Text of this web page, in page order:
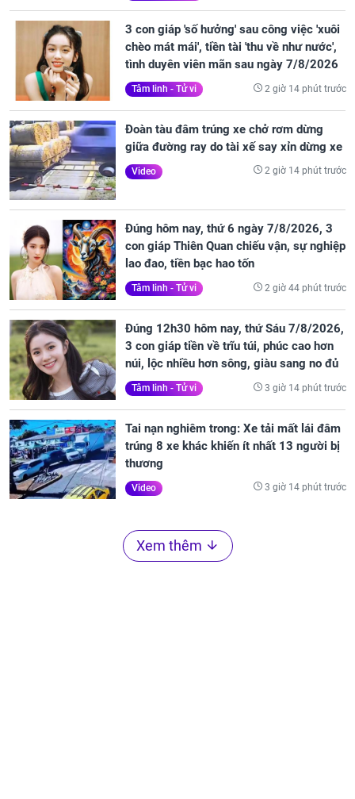
3 con giáp 'số hưởng' sau công việc 'xuôi
chèo mát mái', tiền tài 'thu về như nước',
tình duyên viên mãn sau ngày 7/8/2026
Tâm linh - Tử vi 2 giờ 14 phút trước
Đoàn tàu đâm trúng xe chở rơm dừng
giữa đường ray do tài xế say xỉn dừng xe
Video 2 giờ 14 phút trước
Đúng hôm nay, thứ 6 ngày 7/8/2026, 3
con giáp Thiên Quan chiếu vận, sự nghiệp
lao đao, tiền bạc hao tốn
Tâm linh - Tử vi 2 giờ 44 phút trước
Đúng 12h30 hôm nay, thứ Sáu 7/8/2026,
3 con giáp tiền về trĩu túi, phúc cao hơn
núi, lộc nhiều hơn sông, giàu sang no đủ
Tâm linh - Tử vi 3 giờ 14 phút trước
Tai nạn nghiêm trong: Xe tải mất lái đâm
trúng 8 xe khác khiến ít nhất 13 người bị
thương
Video 3 giờ 14 phút trước
Xem thêm